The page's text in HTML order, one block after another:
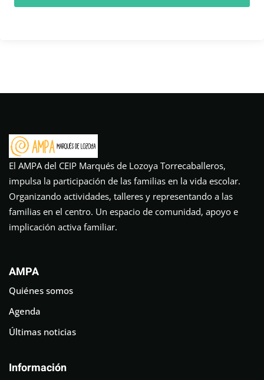
El AMPA del CEIP Marqués de Lozoya Torrecaballeros,
impulsa la participación de las familias en la vida escolar.
Organizando actividades, talleres y representando a las
familias en el centro. Un espacio de comunidad, apoyo e
implicación activa familiar.
AMPA
Quiénes somos
Agenda
Últimas noticias
Información